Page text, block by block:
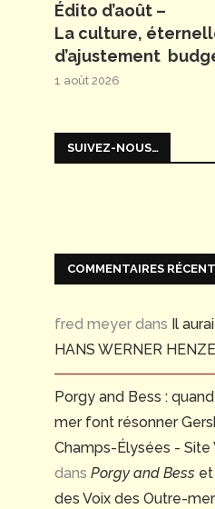
Édito d’août –
La culture,
d’ajustement
1 août 2026
SUIVEZ-NOUS…
COMMENTAIRES
fred meyer dans Il
HANS WERNER HENZE
Porgy and Bess :
mer font résonner
Champs-Élysées -
dans Porgy and Bess et
des Voix des Outre-